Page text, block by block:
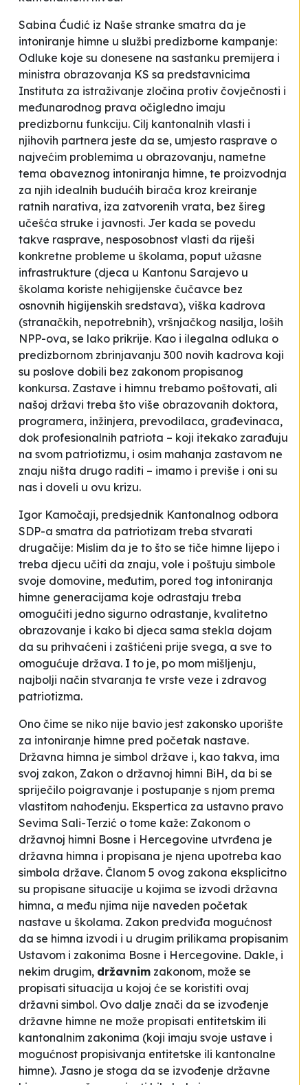
Sabina Ćudić iz Naše stranke smatra da je
intoniranje himne u službi predizborne kampanje:
Odluke koje su donesene na sastanku premijera i
ministra obrazovanja KS sa predstavnicima
Instituta za istraživanje zločina protiv čovječnosti i
međunarodnog prava očigledno imaju
predizbornu funkciju. Cilj kantonalnih vlasti i
njihovih partnera jeste da se, umjesto rasprave o
najvećim problemima u obrazovanju, nametne
tema obaveznog intoniranja himne, te proizvodnja
za njih idealnih budućih birača kroz kreiranje
ratnih narativa, iza zatvorenih vrata, bez šireg
učešća struke i javnosti. Jer kada se povedu
takve rasprave, nesposobnost vlasti da riješi
konkretne probleme u školama, poput užasne
infrastrukture (djeca u Kantonu Sarajevo u
školama koriste nehigijenske čučavce bez
osnovnih higijenskih sredstava), viška kadrova
(stranačkih, nepotrebnih), vršnjačkog nasilja, loših
NPP-ova, se lako prikrije. Kao i ilegalna odluka o
predizbornom zbrinjavanju 300 novih kadrova koji
su poslove dobili bez zakonom propisanog
konkursa. Zastave i himnu trebamo poštovati, ali
našoj državi treba što više obrazovanih doktora,
programera, inžinjera, prevodilaca, građevinaca,
dok profesionalnih patriota – koji itekako zarađuju
na svom patriotizmu, i osim mahanja zastavom ne
znaju ništa drugo raditi – imamo i previše i oni su
nas i doveli u ovu krizu.
Igor Kamočaji, predsjednik Kantonalnog odbora
SDP-a smatra da patriotizam treba stvarati
drugačije: Mislim da je to što se tiče himne lijepo i
treba djecu učiti da znaju, vole i poštuju simbole
svoje domovine, međutim, pored tog intoniranja
himne generacijama koje odrastaju treba
omogućiti jedno sigurno odrastanje, kvalitetno
obrazovanje i kako bi djeca sama stekla dojam
da su prihvaćeni i zaštićeni prije svega, a sve to
omogućuje država. I to je, po mom mišljenju,
najbolji način stvaranja te vrste veze i zdravog
patriotizma.
Ono čime se niko nije bavio jest zakonsko uporište
za intoniranje himne pred početak nastave.
Državna himna je simbol države i, kao takva, ima
svoj zakon, Zakon o državnoj himni BiH, da bi se
spriječilo poigravanje i postupanje s njom prema
vlastitom nahođenju. Ekspertica za ustavno pravo
Sevima Sali-Terzić o tome kaže: Zakonom o
državnoj himni Bosne i Hercegovine utvrđena je
državna himna i propisana je njena upotreba kao
simbola države. Članom 5 ovog zakona eksplicitno
su propisane situacije u kojima se izvodi državna
himna, a među njima nije naveden početak
nastave u školama. Zakon predviđa mogućnost
da se himna izvodi i u drugim prilikama propisanim
Ustavom i zakonima Bosne i Hercegovine. Dakle, i
nekim drugim, državnim zakonom, može se
propisati situacija u kojoj će se koristiti ovaj
državni simbol. Ovo dalje znači da se izvođenje
državne himne ne može propisati entitetskim ili
kantonalnim zakonima (koji imaju svoje ustave i
mogućnost propisivanja entitetske ili kantonalne
himne). Jasno je stoga da se izvođenje državne